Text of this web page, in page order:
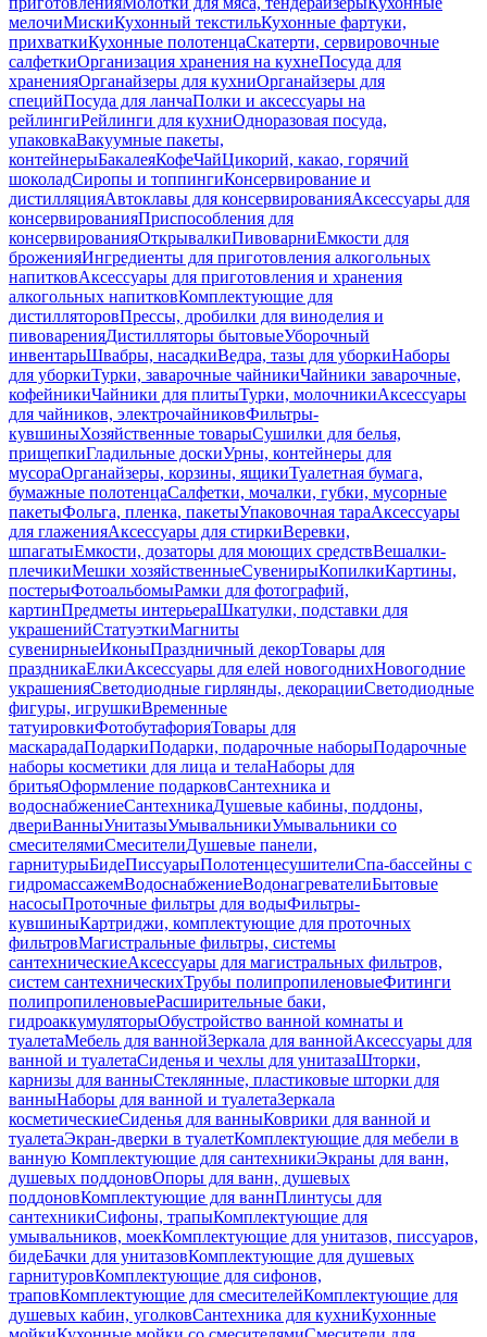
мелочиМискиКухонный текстильКухонные фартуки,
прихваткиКухонные полотенцаСкатерти, сервировочные
салфеткиОрганизация хранения на кухнеПосуда для
храненияОрганайзеры для кухниОрганайзеры для
специйПосуда для ланчаПолки и аксессуары на
рейлингиРейлинги для кухниОдноразовая посуда,
упаковкаВакуумные пакеты,
контейнерыБакалеяКофеЧайЦикорий, какао, горячий
шоколадСиропы и топпингиКонсервирование и
дистилляцияАвтоклавы для консервированияАксессуары для
консервированияПриспособления для
консервированияОткрывалкиПивоварниЕмкости для
броженияИнгредиенты для приготовления алкогольных
напитковАксессуары для приготовления и хранения
алкогольных напитковКомплектующие для
дистилляторовПрессы, дробилки для виноделия и
пивоваренияДистилляторы бытовыеУборочный
инвентарьШвабры, насадкиВедра, тазы для уборкиНаборы
для уборкиТурки, заварочные чайникиЧайники заварочные,
кофейникиЧайники для плитыТурки, молочникиАксессуары
для чайников, электрочайниковФильтры-
кувшиныХозяйственные товарыСушилки для белья,
прищепкиГладильные доскиУрны, контейнеры для
мусораОрганайзеры, корзины, ящикиТуалетная бумага,
бумажные полотенцаСалфетки, мочалки, губки, мусорные
пакетыФольга, пленка, пакетыУпаковочная тараАксессуары
для глаженияАксессуары для стиркиВеревки,
шпагатыЕмкости, дозаторы для моющих средствВешалки-
плечикиМешки хозяйственныеСувенирыКопилкиКартины,
постерыФотоальбомыРамки для фотографий,
картинПредметы интерьераШкатулки, подставки для
украшенийСтатуэткиМагниты
сувенирныеИконыПраздничный декорТовары для
праздникаЕлкиАксессуары для елей новогоднихНовогодние
украшенияСветодиодные гирлянды, декорацииСветодиодные
фигуры, игрушкиВременные
татуировкиФотобутафорияТовары для
маскарадаПодаркиПодарки, подарочные наборыПодарочные
наборы косметики для лица и телаНаборы для
бритьяОформление подарковСантехника и
водоснабжениеСантехникаДушевые кабины, поддоны,
двериВанныУнитазыУмывальникиУмывальники со
смесителямиСмесителиДушевые панели,
гарнитурыБидеПиссуарыПолотенцесушителиСпа-бассейны с
гидромассажемВодоснабжениеВодонагревателиБытовые
насосыПроточные фильтры для водыФильтры-
кувшиныКартриджи, комплектующие для проточных
фильтровМагистральные фильтры, системы
сантехническиеАксессуары для магистральных фильтров,
систем сантехническихТрубы полипропиленовыеФитинги
полипропиленовыеРасширительные баки,
гидроаккумуляторыОбустройство ванной комнаты и
туалетаМебель для ваннойЗеркала для ваннойАксессуары для
ванной и туалетаСиденья и чехлы для унитазаШторки,
карнизы для ванныСтеклянные, пластиковые шторки для
ванныНаборы для ванной и туалетаЗеркала
косметическиеСиденья для ванныКоврики для ванной и
туалетаЭкран-дверки в туалетКомплектующие для мебели в
ванную Комплектующие для сантехникиЭкраны для ванн,
душевых поддоновОпоры для ванн, душевых
поддоновКомплектующие для ваннПлинтусы для
сантехникиСифоны, трапыКомплектующие для
умывальников, моекКомплектующие для унитазов, писсуаров,
бидеБачки для унитазовКомплектующие для душевых
гарнитуровКомплектующие для сифонов,
траповКомплектующие для смесителейКомплектующие для
душевых кабин, уголковСантехника для кухниКухонные